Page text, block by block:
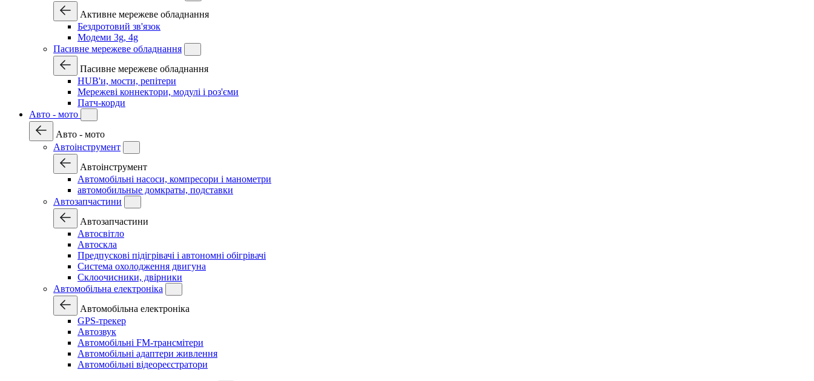
Активне мережеве обладнання
Бездротовий зв'язок
Модеми 3g, 4g
Пасивне мережеве обладнання
Пасивне мережеве обладнання
HUB'и, мости, репітери
Мережеві коннектори, модулі і роз'єми
Патч-корди
Авто - мото
Авто - мото
Автоінструмент
Автоінструмент
Автомобільні насоси, компресори і манометри
автомобильные домкраты, подставки
Автозапчастини
Автозапчастини
Автосвітло
Автоскла
Предпускові підігрівачі і автономні обігрівачі
Система охолодження двигуна
Склоочисники, двірники
Автомобільна електроніка
Автомобільна електроніка
GPS-трекер
Автозвук
Автомобільні FM-трансмітери
Автомобільні адаптери живлення
Автомобільні відеореєстратори